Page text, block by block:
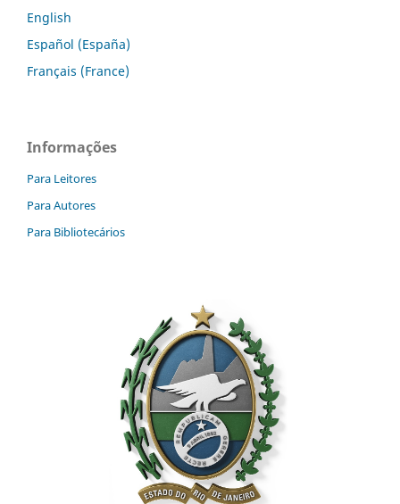
English
Español (España)
Français (France)
Informações
Para Leitores
Para Autores
Para Bibliotecários